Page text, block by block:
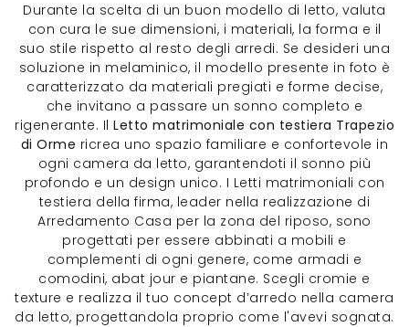
Durante la scelta di un buon modello di letto, valuta
con cura le sue dimensioni, i materiali, la forma e il
suo stile rispetto al resto degli arredi. Se desideri una
soluzione in melaminico, il modello presente in foto è
caratterizzato da materiali pregiati e forme decise,
che invitano a passare un sonno completo e
rigenerante. Il Letto matrimoniale con testiera Trapezio
di Orme ricrea uno spazio familiare e confortevole in
ogni camera da letto, garantendoti il sonno più
profondo e un design unico. I Letti matrimoniali con
testiera della firma, leader nella realizzazione di
Arredamento Casa per la zona del riposo, sono
progettati per essere abbinati a mobili e
complementi di ogni genere, come armadi e
comodini, abat jour e piantane. Scegli cromie e
texture e realizza il tuo concept d’arredo nella camera
da letto, progettandola proprio come l'avevi sognata.